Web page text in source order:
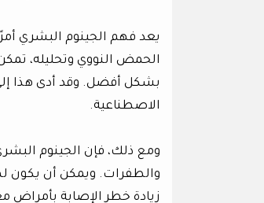
يعد فهم الجينوم البشري
الحمض النووي وتحليله،
بشكل أفضل. وقد أدى هذا إلى
الاصطناعية.
ومع ذلك، فإن الجينوم
والطفرات. ويمكن أن يكون
زيادة خطر الإصابة بأمراض